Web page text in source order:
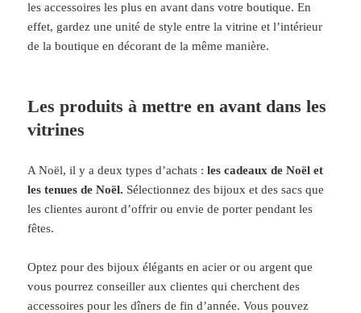
les accessoires les plus en avant dans votre boutique. En
effet, gardez une unité de style entre la vitrine et l’intérieur
de la boutique en décorant de la même manière.
Les produits à mettre en avant dans les
vitrines
A Noël, il y a deux types d’achats :les cadeaux de Noël et
les tenues de Noël. Sélectionnez des bijoux et des sacs que
les clientes auront d’offrir ou envie de porter pendant les
fêtes.
Optez pour des bijoux élégants en acier or ou argent que
vous pourrez conseiller aux clientes qui cherchent des
accessoires pour les dîners de fin d’année. Vous pouvez